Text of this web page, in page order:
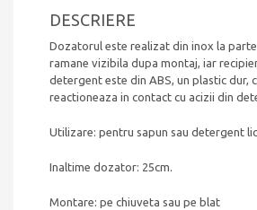
DESCRIERE
Dozatorul este realizat din inox la
ramane vizibila dupa montaj, iar
detergent este din ABS, un plastic dur,
reactioneaza in contact cu acizii din
Utilizare: pentru sapun sau detergent
Inaltime dozator: 25cm.
Montare: pe chiuveta sau pe blat